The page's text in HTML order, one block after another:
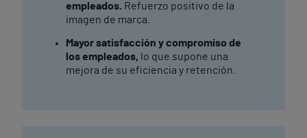
empleados. Refuerzo positivo de la
imagen de marca.
Mayor satisfacción y compromiso de
los empleados, lo que supone una
mejora de su eficiencia y retención.